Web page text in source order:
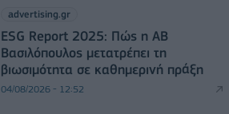
advertising.gr
ESG Report 2025: Πώς η ΑΒ
Βασιλόπουλος μετατρέπει τη
βιωσιμότητα σε καθημερινή πράξη
04/08/2026 - 12:52